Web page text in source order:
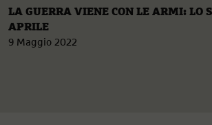
LA GUERRA VIENE CON LE ARMI: LO
APRILE
9 Maggio 2022